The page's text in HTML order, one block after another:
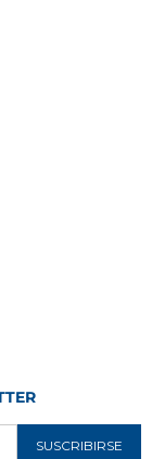
SUSCRIBIRSE